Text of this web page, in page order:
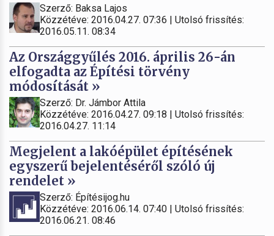
Szerző: Baksa Lajos
Közzétéve: 2016.04.27. 07:36 | Utolsó frissítés:
2016.05.11. 08:34
Az Országgyűlés 2016. április 26-án
elfogadta az Építési törvény
módosítását »
Szerző: Dr. Jámbor Attila
Közzétéve: 2016.04.27. 09:18 | Utolsó frissítés:
2016.04.27. 11:14
Megjelent a lakóépület építésének
egyszerű bejelentéséről szóló új
rendelet »
Szerző: Építésijog.hu
Közzétéve: 2016.06.14. 07:40 | Utolsó frissítés:
2016.06.21. 08:46